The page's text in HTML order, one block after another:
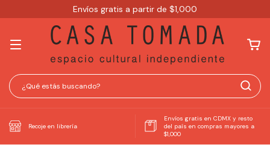
Envíos gratis a partir de $1,000
Recoje en librería
Envíos gratis en CDMX y resto
del país en compras mayores a
$1,000